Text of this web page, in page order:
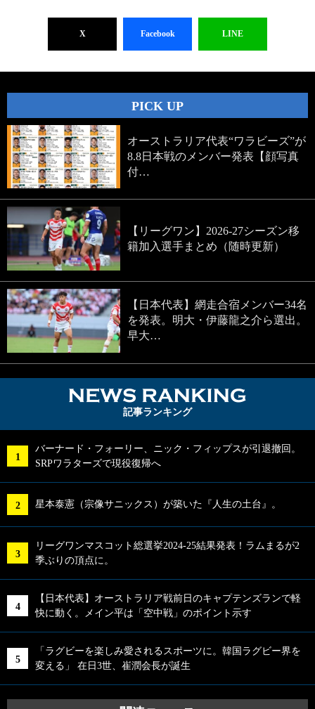
X Facebook LINE
PICK UP
オーストラリア代表“ワラビーズ”が
8.8日本戦のメンバー発表【顔写真
付…
【リーグワン】2026-27シーズン移
籍加入選手まとめ（随時更新）
【日本代表】網走合宿メンバー34名
を発表。明大・伊藤龍之介ら選出。
早大…
記事ランキング
バーナード・フォーリー、ニック・フィップスが引退撤回。
SRPワラターズで現役復帰へ
星本泰憲（宗像サニックス）が築いた『人生の土台』。
リーグワンマスコット総選挙2024-25結果発表！ラムまるが2
季ぶりの頂点に。
【日本代表】オーストラリア戦前日のキャプテンズランで軽
快に動く。メイン平は「空中戦」のポイント示す
「ラグビーを楽しみ愛されるスポーツに。韓国ラグビー界を
変える」 在日3世、崔潤会長が誕生